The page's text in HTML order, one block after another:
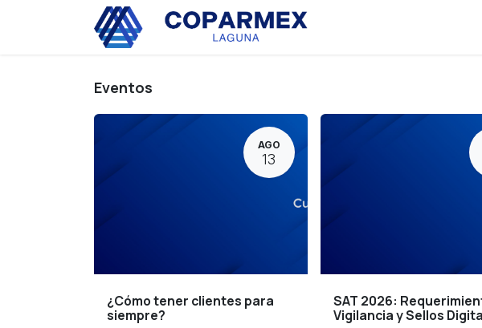
Eventos
AGO
13
¿Cómo tener clientes para
siempre?
SAT 2026:
Vigilancia y Sellos